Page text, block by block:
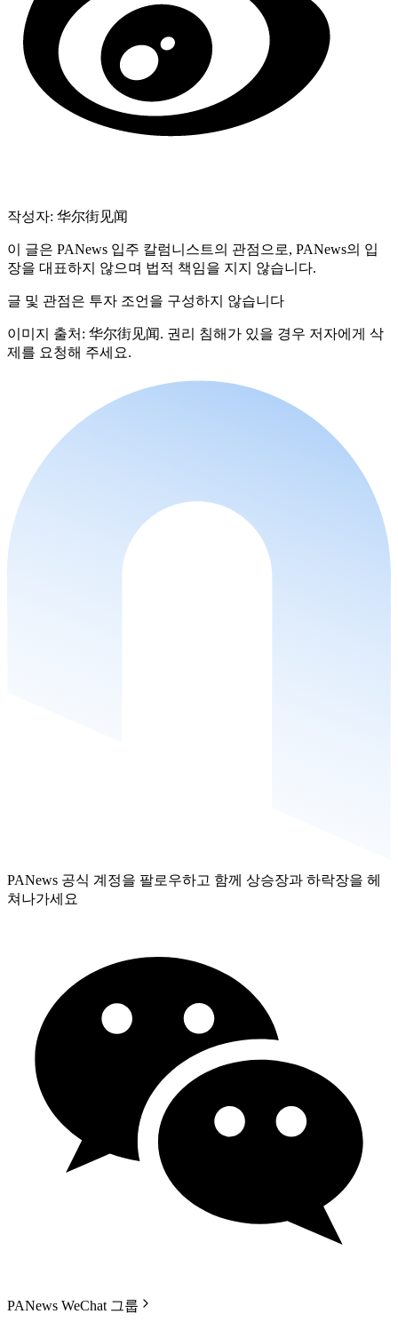
작성자: 华尔街见闻
이 글은 PANews 입주 칼럼니스트의 관점으로, PANews의 입
장을 대표하지 않으며 법적 책임을 지지 않습니다.
글 및 관점은 투자 조언을 구성하지 않습니다
이미지 출처: 华尔街见闻. 권리 침해가 있을 경우 저자에게 삭
제를 요청해 주세요.
PANews 공식 계정을 팔로우하고 함께 상승장과 하락장을 헤
쳐나가세요
PANews WeChat 그룹